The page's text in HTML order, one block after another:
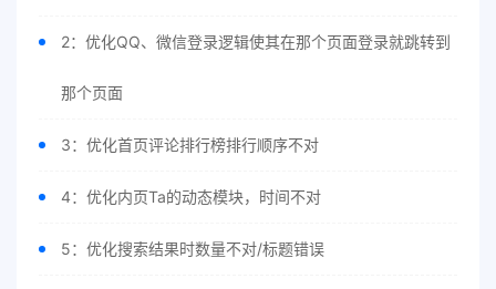
2：优化QQ、微信登录逻辑使其在那个页面登录就跳转到
那个页面
3：优化首页评论排行榜排行顺序不对
4：优化内页Ta的动态模块，时间不对
5：优化搜索结果时数量不对/标题错误